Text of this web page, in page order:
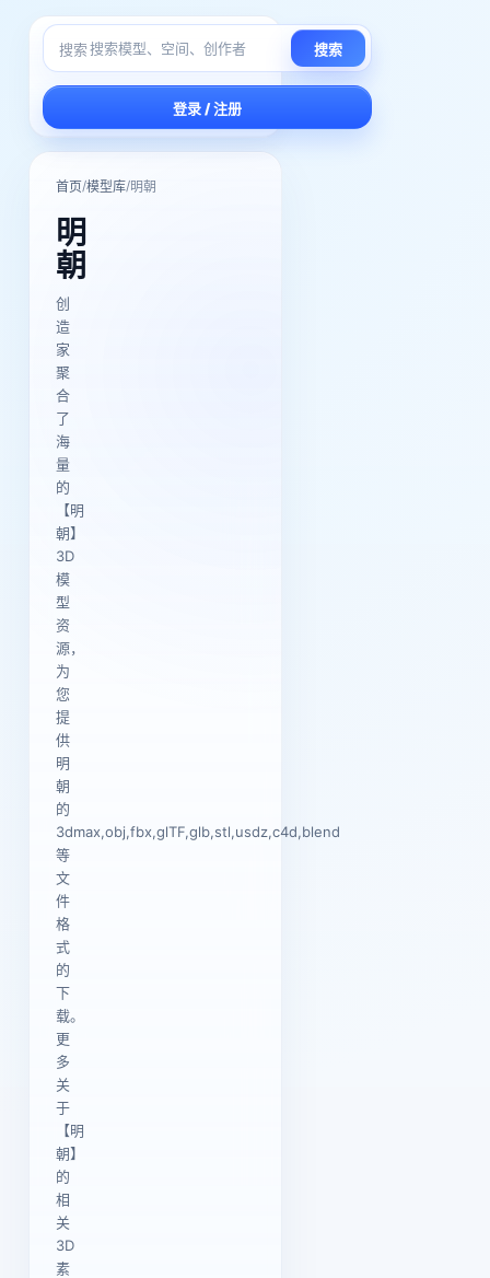
搜索 搜索
登录 / 注册
首页/模型库/明朝
明
朝
创
造
家
聚
合
了
海
量
的
【明
朝】
3D
模
型
资
源，
为
您
提
供
明
朝
的
3dmax,obj,fbx,glTF,glb,stl,usdz,c4d,blend
等
文
件
格
式
的
下
载。
更
多
关
于
【明
朝】
的
相
关
3D
素